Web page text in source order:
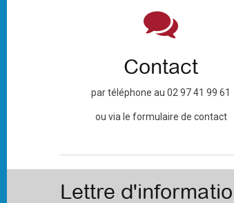
Contact
par téléphone au 02 97 41 99 61
ou via le formulaire de contact
Lettre